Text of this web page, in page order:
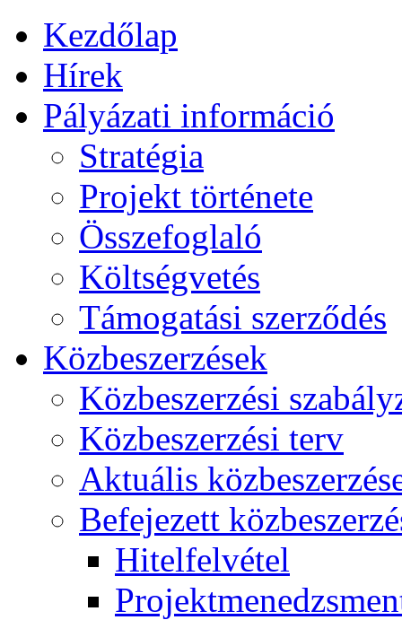
Kezdőlap
Hírek
Pályázati információ
Stratégia
Projekt története
Összefoglaló
Költségvetés
Támogatási szerződés
Közbeszerzések
Közbeszerzési
Közbeszerzési terv
Aktuális
Befejezett
Hitelfelvétel